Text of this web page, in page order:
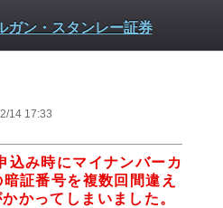
14 17:33
込み時にマイナンバーカ
証番号を複数回間違え
かってしまいました。